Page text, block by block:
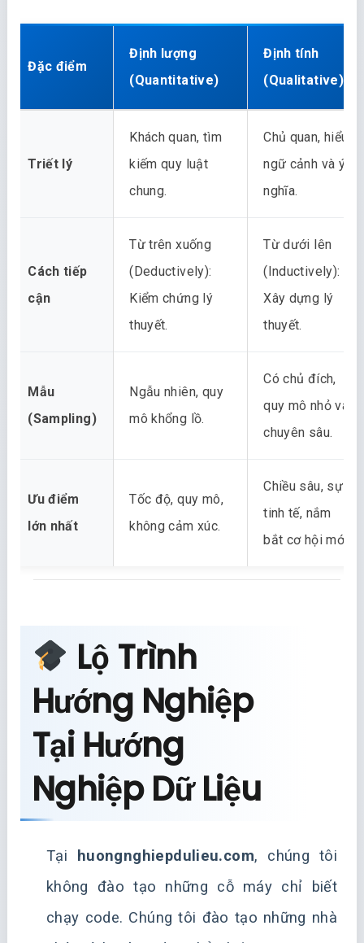
Đặc điểm
Định lượng
(Quantitative)
Định tính
(Qualitative)
Triết lý
Khách quan, tìm
kiếm quy luật
chung.
Chủ quan, hiểu
ngữ cảnh và ý
nghĩa.
Cách tiếp
cận
Từ trên xuống
(Deductively):
Kiểm chứng lý
thuyết.
Từ dưới lên
(Inductively):
Xây dựng lý
thuyết.
Mẫu
(Sampling)
Ngẫu nhiên, quy
mô khổng lồ.
Có chủ đích,
quy mô nhỏ và
chuyên sâu.
Ưu điểm
lớn nhất
Tốc độ, quy mô,
không cảm xúc.
Chiều sâu, sự
tinh tế, nắm
bắt cơ hội mới.
Lộ Trình
Hướng Nghiệp
Tại Hướng
Nghiệp Dữ Liệu
Tại huongnghiepdulieu.com, chúng tôi
không đào tạo những cỗ máy chỉ biết
chạy code. Chúng tôi đào tạo những nhà